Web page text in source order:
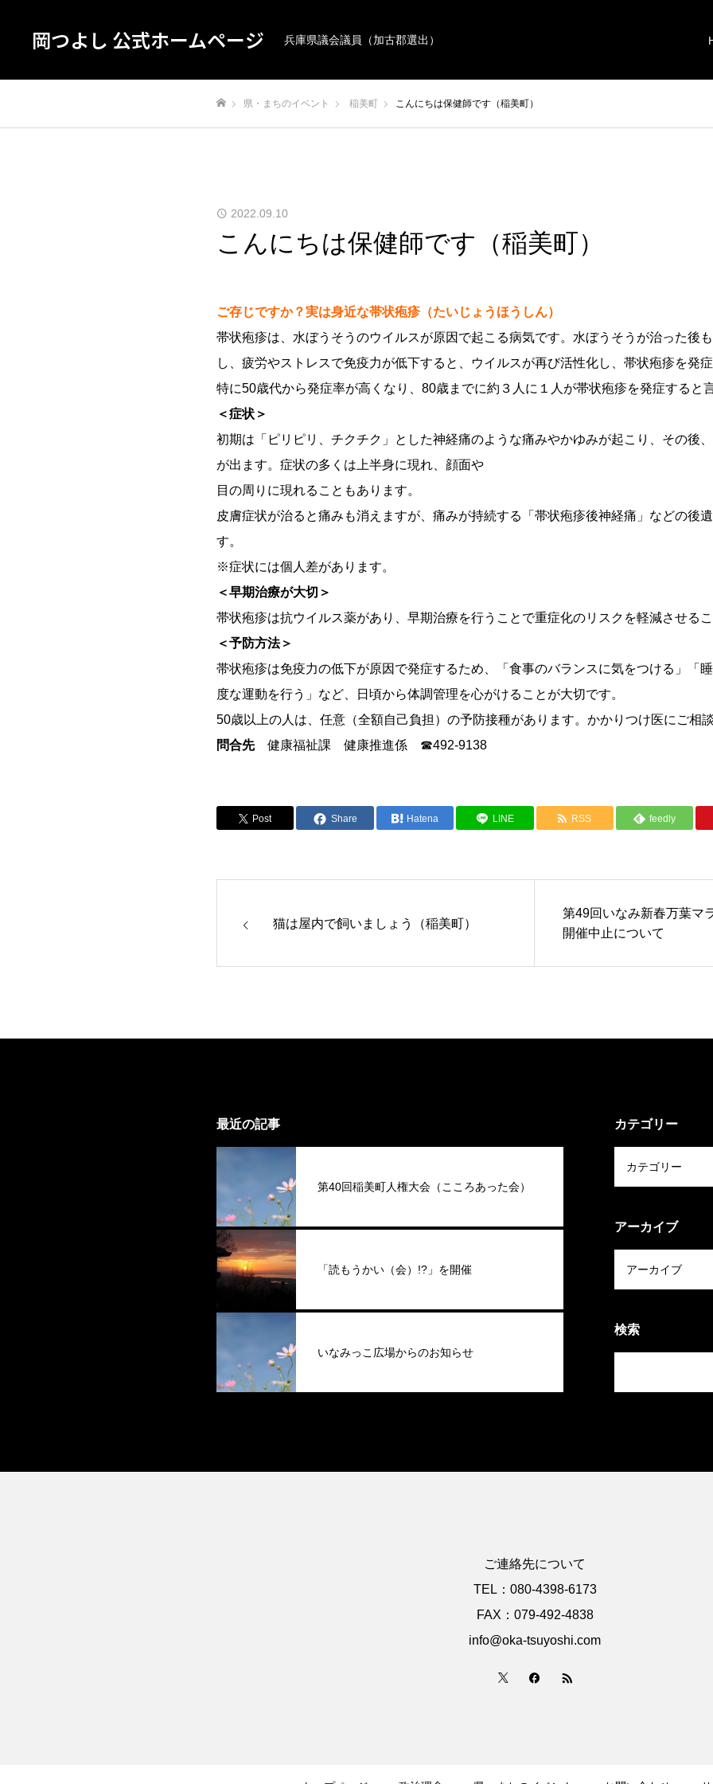
岡つよし 公式ホームページ 兵庫県議会議員（加古郡選出）
県・まちのイベント 稲美町 こんにちは保健師です（稲美町）
2022.09.10
こんにちは保健師です（稲美町）
ご存じですか？実は身近な帯状疱疹（たいじょうほうしん）
帯状疱疹は、水ぼうそうのウイルスが原因で起こる病気です。水ぼうそうが治った後
し、疲労やストレスで免疫力が低下すると、ウイルスが再び活性化し、帯状疱疹を発症
特に50歳代から発症率が高くなり、80歳までに約３人に１人が帯状疱疹を発症すると
＜症状＞
初期は「ピリピリ、チクチク」とした神経痛のような痛みやかゆみが起こり、その後
が出ます。症状の多くは上半身に現れ、顔面や
目の周りに現れることもあります。
皮膚症状が治ると痛みも消えますが、痛みが持続する「帯状疱疹後神経痛」などの後
す。
※症状には個人差があります。
＜早期治療が大切＞
帯状疱疹は抗ウイルス薬があり、早期治療を行うことで重症化のリスクを軽減させるこ
＜予防方法＞
帯状疱疹は免疫力の低下が原因で発症するため、「食事のバランスに気をつける」「
度な運動を行う」など、日頃から体調管理を心がけることが大切です。
50歳以上の人は、任意（全額自己負担）の予防接種があります。かかりつけ医にご相談
問合先健康福祉課 健康推進係 ☎492-9138
Post Share Hatena LINE RSS feedly
猫は屋内で飼いましょう（稲美町）
第49回いなみ新春万葉マ
開催中止について
最近の記事
第40回稲美町人権大会（こころあった会）
「読もうかい（会）!?」を開催
いなみっこ広場からのお知らせ
カテゴリー
アーカイブ
検索
ご連絡先について
TEL：080-4398-6173
FAX：079-492-4838
info@oka-tsuyoshi.com